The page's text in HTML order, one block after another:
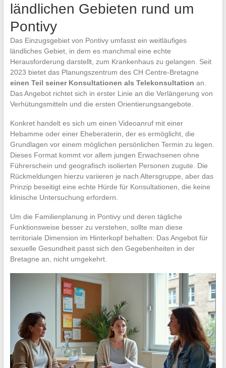
ländlichen Gebieten rund um
Pontivy
Das Einzugsgebiet von Pontivy umfasst ein weitläufiges
ländliches Gebiet, in dem es manchmal eine echte
Herausforderung darstellt, zum Krankenhaus zu gelangen. Seit
2023 bietet das Planungszentrum des CH Centre-Bretagne
einen Teil seiner Konsultationen als Telekonsultation an.
Das Angebot richtet sich in erster Linie an die Verlängerung von
Verhütungsmitteln und die ersten Orientierungsangebote.
Konkret handelt es sich um einen Videoanruf mit einer
Hebamme oder einer Eheberaterin, der es ermöglicht, die
Grundlagen vor einem möglichen persönlichen Termin zu legen.
Dieses Format kommt vor allem jungen Erwachsenen ohne
Führerschein und geografisch isolierten Personen zugute. Die
Rückmeldungen hierzu variieren je nach Altersgruppe, aber das
Prinzip beseitigt eine echte Hürde für Konsultationen, die keine
klinische Untersuchung erfordern.
Um die Familienplanung in Pontivy und deren tägliche
Funktionsweise besser zu verstehen, sollte man diese
territoriale Dimension im Hinterkopf behalten: Das Angebot für
sexuelle Gesundheit passt sich den Gegebenheiten in der
Bretagne an, nicht umgekehrt.